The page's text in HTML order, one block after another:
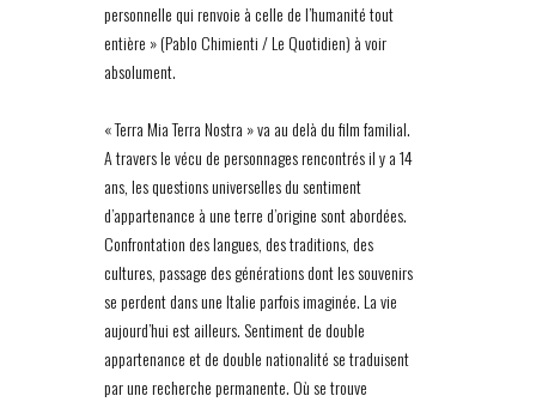
personnelle qui renvoie à celle de l’humanité tout
entière » (Pablo Chimienti / Le Quotidien) à voir
absolument.
« Terra Mia Terra Nostra » va au delà du film familial.
A travers le vécu de personnages rencontrés il y a 14
ans, les questions universelles du sentiment
d’appartenance à une terre d’origine sont abordées.
Confrontation des langues, des traditions, des
cultures, passage des générations dont les souvenirs
se perdent dans une Italie parfois imaginée. La vie
aujourd’hui est ailleurs. Sentiment de double
appartenance et de double nationalité se traduisent
par une recherche permanente. Où se trouve